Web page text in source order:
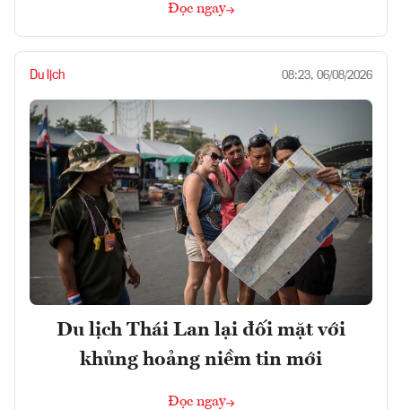
Đọc ngay
Du lịch 08:23, 06/08/2026
Du lịch Thái Lan lại đối mặt với
khủng hoảng niềm tin mới
Đọc ngay